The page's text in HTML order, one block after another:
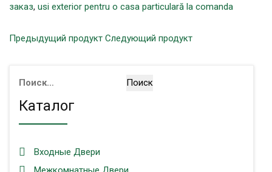
заказ, usi exterior pentru o casa particulară la comanda
Предыдущий продукт Следующий продукт
Найти:
Каталог
Входные Двери